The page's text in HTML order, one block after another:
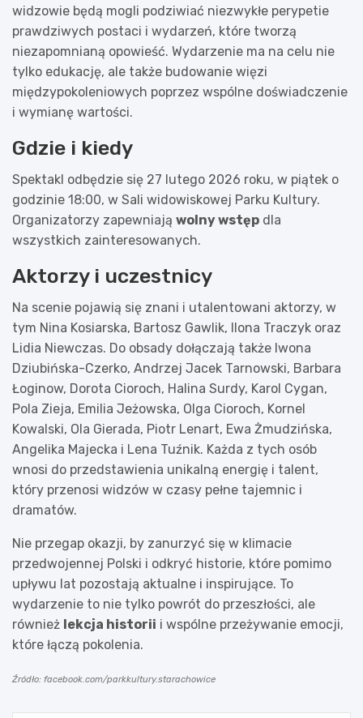
widzowie będą mogli podziwiać niezwykłe perypetie
prawdziwych postaci i wydarzeń, które tworzą
niezapomnianą opowieść. Wydarzenie ma na celu nie
tylko edukację, ale także budowanie więzi
międzypokoleniowych poprzez wspólne doświadczenie
i wymianę wartości.
Gdzie i kiedy
Spektakl odbędzie się 27 lutego 2026 roku, w piątek o
godzinie 18:00, w Sali widowiskowej Parku Kultury.
Organizatorzy zapewniają wolny wstęp dla
wszystkich zainteresowanych.
Aktorzy i uczestnicy
Na scenie pojawią się znani i utalentowani aktorzy, w
tym Nina Kosiarska, Bartosz Gawlik, Ilona Traczyk oraz
Lidia Niewczas. Do obsady dołączają także Iwona
Dziubińska-Czerko, Andrzej Jacek Tarnowski, Barbara
Łoginow, Dorota Cioroch, Halina Surdy, Karol Cygan,
Pola Zieja, Emilia Jeżowska, Olga Cioroch, Kornel
Kowalski, Ola Gierada, Piotr Lenart, Ewa Żmudzińska,
Angelika Majecka i Lena Tuźnik. Każda z tych osób
wnosi do przedstawienia unikalną energię i talent,
który przenosi widzów w czasy pełne tajemnic i
dramatów.
Nie przegap okazji, by zanurzyć się w klimacie
przedwojennej Polski i odkryć historie, które pomimo
upływu lat pozostają aktualne i inspirujące. To
wydarzenie to nie tylko powrót do przeszłości, ale
również lekcja historii i wspólne przeżywanie emocji,
które łączą pokolenia.
Źródło: facebook.com/parkkultury.starachowice